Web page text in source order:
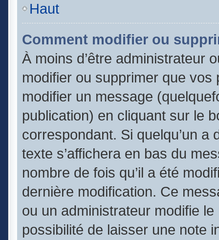
Haut
Comment modifier ou
À moins d’être administrateur
modifier ou supprimer que
modifier un message
publication) en cliquant sur le
correspondant. Si quelqu’un
texte s’affichera en bas du
nombre de fois qu’il a été
dernière modification. Ce
ou un administrateur modifie
possibilité de laisser une note